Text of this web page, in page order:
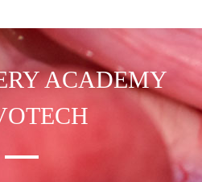
ACADEMY